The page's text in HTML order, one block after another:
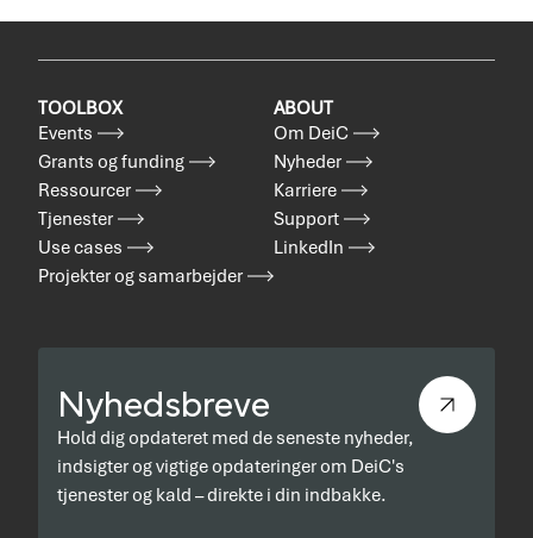
TOOLBOX
Events
Grants og funding
Ressourcer
Tjenester
Use cases
Projekter og samarbejder
ABOUT
Om DeiC
Nyheder
Karriere
Support
LinkedIn
Nyhedsbreve
Hold dig opdateret med de seneste nyheder,
indsigter og vigtige opdateringer om DeiC's
tjenester og kald – direkte i din indbakke.